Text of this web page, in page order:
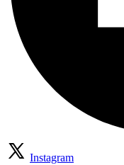
Instagram